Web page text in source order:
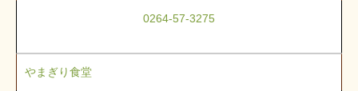
0264-57-3275
やまぎり食堂